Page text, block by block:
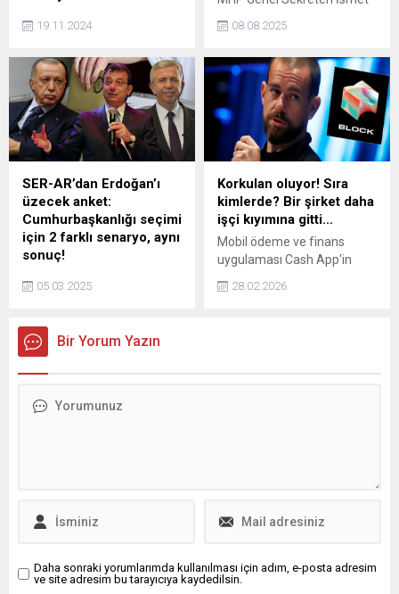
Hakan Ateş ve Mehmet
dolandırıcılık" suçunu
işledikleri iddiasıyla 72'şer
yıldan 240'ar yıla kadar
hapis cezası istemiyle
iddianame düzenlendi.
İddianamede aralarında
Fatih Terim, Arda Turan,
Buse Terim, Emre
Belözoğlu, Emre Çolak,
Fernando Muslera ve Selçuk
İnan'ın da bulunduğu 24 kişi
"müşteki" sıfatıyla yer aldı.
19.11.2024
alan "9 bölge" ifadesinin
şekilde anlattı.
08.08.2025
SER-AR’dan Erdoğan’ı
üzecek anket:
Cumhurbaşkanlığı seçimi
için 2 farklı senaryo, aynı
sonuç!
erken seçim çağrıları
Araştırma,
cumhurbaşkanlığı seçimi
Ekrem İmamoğlu-
05.03.2025
Korkulan oluyor! Sıra
kimlerde? Bir şirket daha
işçi kıyımına gitti…
Mobil ödeme ve finans
uygulaması Cash App'in
şirketi Block 4 binin üzerinde
28.02.2026
Bir Yorum Yazın
Daha sonraki yorumlarımda kullanılması için adım, e-posta adresim
ve site adresim bu tarayıcıya kaydedilsin.